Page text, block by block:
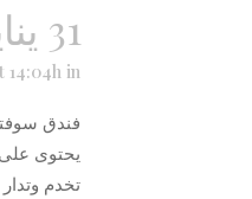
31 يناير
14:04h in
تخدم